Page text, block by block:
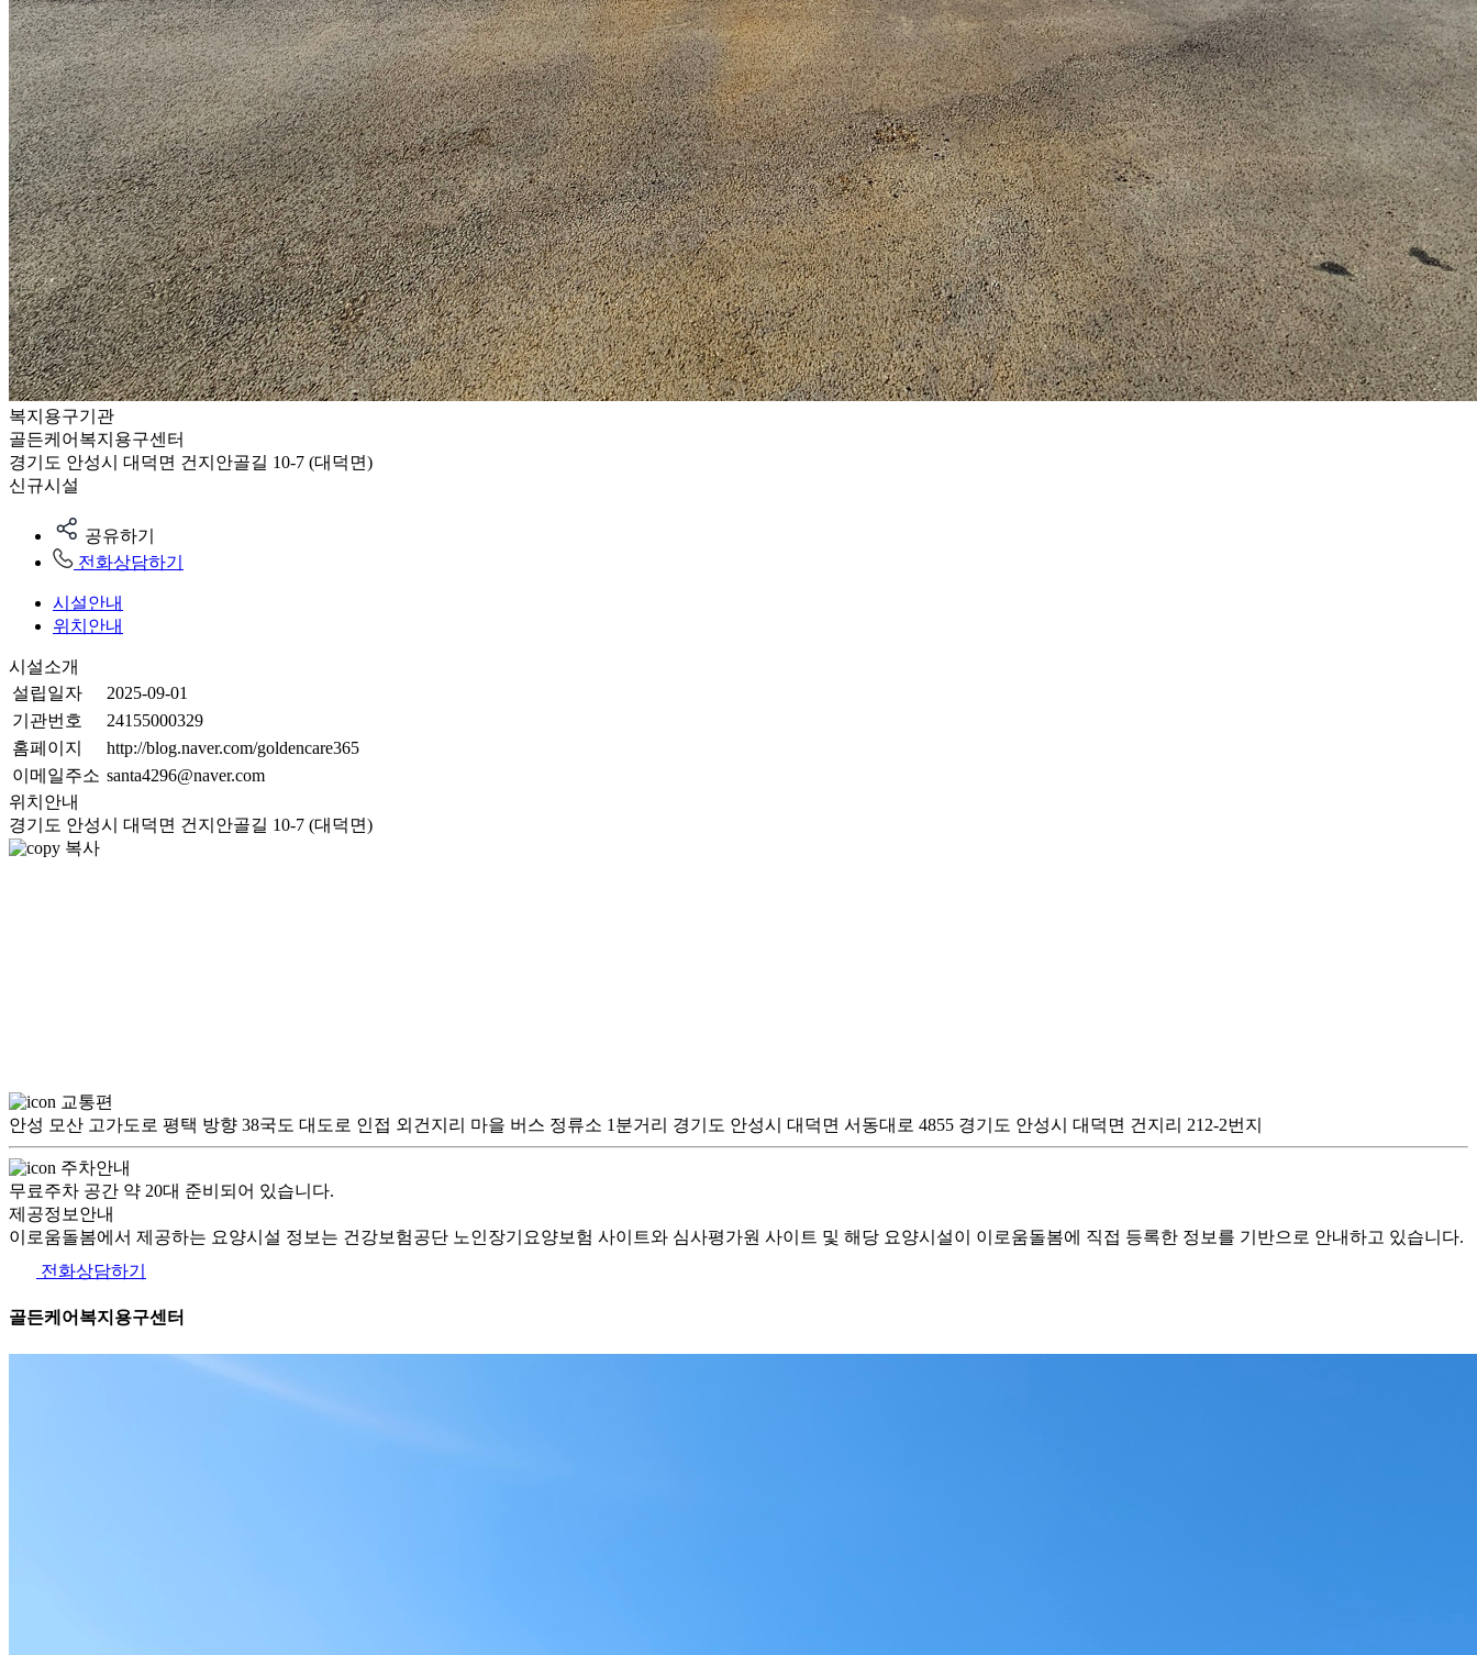
복지용구기관
골든케어복지용구센터
경기도 안성시 대덕면 건지안골길 10-7 (대덕면)
신규시설
공유하기
전화상담하기
시설안내
위치안내
시설소개
설립일자
2025-09-01
기관번호
24155000329
홈페이지
http://blog.naver.com/goldencare365
이메일주소 santa4296@naver.com
위치안내
경기도 안성시 대덕면 건지안골길 10-7 (대덕면)
복사
교통편
안성 모산 고가도로 평택 방향 38국도 대도로 인접 외건지리 마을 버스 정류소 1분거리 경기도 안성시 대덕면 서동대로 4855 경기도 안성시 대덕면 건지리 212-2번지
주차안내
무료주차 공간 약 20대 준비되어 있습니다.
제공정보안내
이로움돌봄에서 제공하는 요양시설 정보는 건강보험공단 노인장기요양보험 사이트와 심사평가원 사이트 및 해당 요양시설이 이로움돌봄에 직접 등록한 정보를 기반으로 안내하고 있습니다.
전화상담하기
골든케어복지용구센터